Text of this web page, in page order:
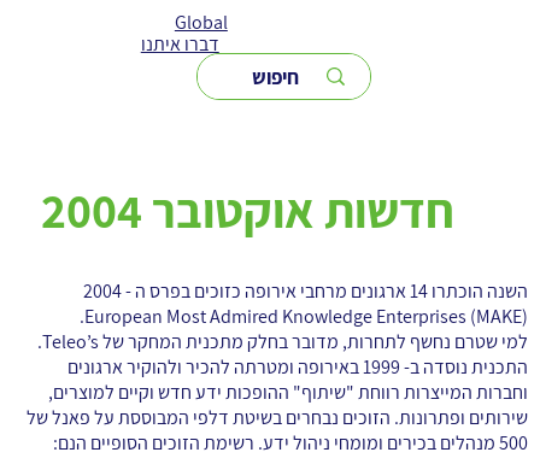
Global
דברו איתנו
חדשות אוקטובר 2004
השנה הוכתרו 14 ארגונים מרחבי אירופה כזוכים בפרס ה - 2004
European Most Admired Knowledge Enterprises (MAKE).
למי שטרם נחשף לתחרות, מדובר בחלק מתכנית המחקר של Teleo’s.
התכנית נוסדה ב- 1999 באירופה ומטרתה להכיר ולהוקיר ארגונים
וחברות המייצרות רווחת "שיתוף" ההופכות ידע חדש וקיים למוצרים,
שירותים ופתרונות. הזוכים נבחרים בשיטת דלפי המבוססת על פאנל של
500 מנהלים בכירים ומומחי ניהול ידע. רשימת הזוכים הסופיים הנם: